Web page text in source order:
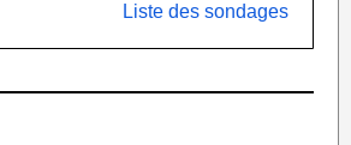
Liste des sondages